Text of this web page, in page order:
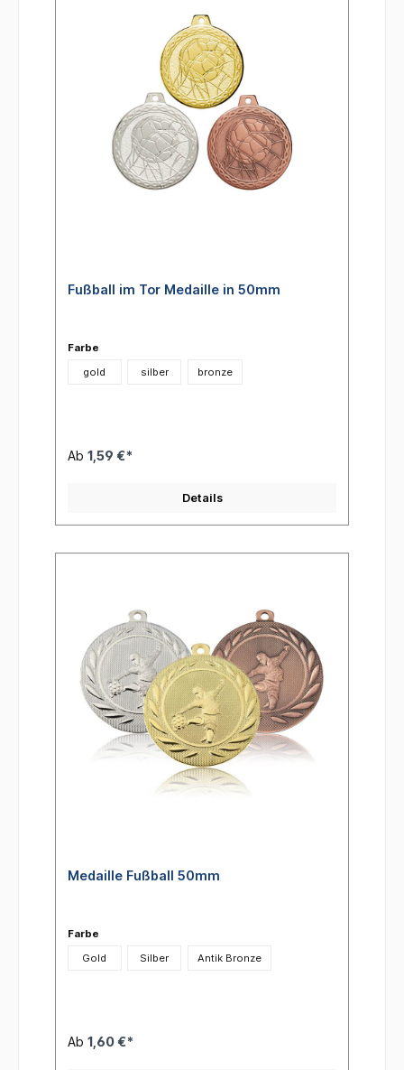
Fußball im Tor Medaille in 50mm
Farbe
gold
silber bronze
Ab 1,59 €*
Details
Medaille Fußball 50mm
Farbe
Gold
Silber Antik Bronze
Ab 1,60 €*